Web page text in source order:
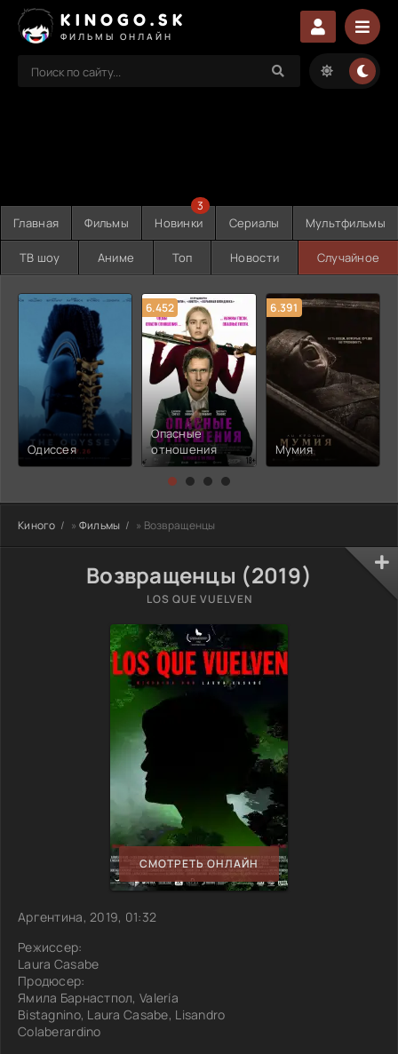
KINOGO.SK
ФИЛЬМЫ ОНЛАЙН
Главная Фильмы Новинки
3
Сериалы Мультфильмы
ТВ шоу Аниме Топ Новости Случайное
Одиссея
6.452
Опасные
отношения
6.391
Мумия
Киного » Фильмы » Возвращенцы
Возвращенцы (2019)
LOS QUE VUELVEN
СМОТРЕТЬ ОНЛАЙН
Аргентина, 2019, 01:32
Режиссер:
Laura Casabe
Продюсер:
Ямила Барнастпол, Valería
Bistagnino, Laura Casabe, Lisandro
Colaberardino